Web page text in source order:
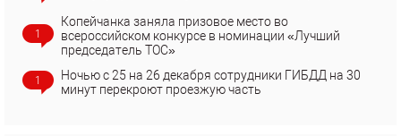
1
Копейчанка заняла призовое место во
всероссийском конкурсе в номинации «Лучший
председатель ТОС»
1
Ночью с 25 на 26 декабря сотрудники ГИБДД на 30
минут перекроют проезжую часть